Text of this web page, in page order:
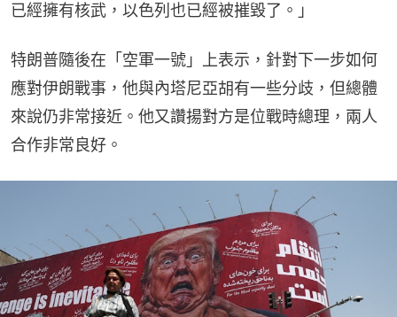
已經擁有核武，以色列也已經被摧毀了。」
特朗普隨後在「空軍一號」上表示，針對下一步如何
應對伊朗戰事，他與內塔尼亞胡有一些分歧，但總體
來說仍非常接近。他又讚揚對方是位戰時總理，兩人
合作非常良好。